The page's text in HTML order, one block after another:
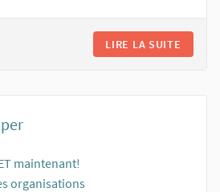
LIRE LA SUITE
maintenant!
organisations